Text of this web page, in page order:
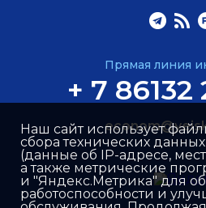
Прямая линия
+ 7 86132
Наш сайт использует
сбора технических
(данные об IP-адресе,
а также метрические
и "Яндекс.Метрика" для
работоспособности и